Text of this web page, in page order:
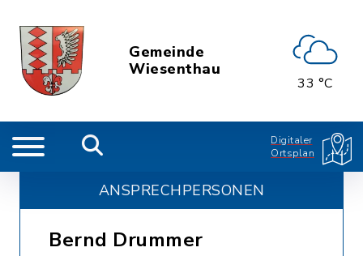
Gemeinde
Wiesenthau
33 °C
Digitaler
Ortsplan
ANSPRECHPERSONEN
Bernd Drummer